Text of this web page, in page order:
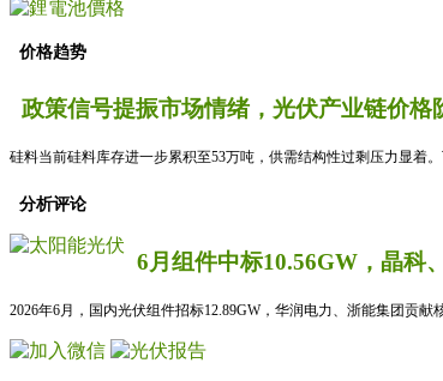
价格趋势
政策信号提振市场情绪，光伏产业链价格
硅料当前硅料库存进一步累积至53万吨，供需结构性过剩压力显着
分析评论
6月组件中标10.56GW，晶科
2026年6月，国内光伏组件招标12.89GW，华润电力、浙能集团贡